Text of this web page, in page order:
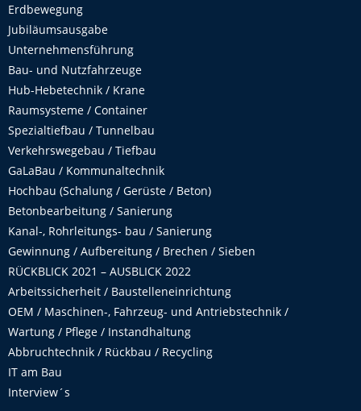
Erdbewegung
Jubiläumsausgabe
Unternehmensführung
Bau- und Nutzfahrzeuge
Hub-Hebetechnik / Krane
Raumsysteme / Container
Spezialtiefbau / Tunnelbau
Verkehrswegebau / Tiefbau
GaLaBau / Kommunaltechnik
Hochbau (Schalung / Gerüste / Beton)
Betonbearbeitung / Sanierung
Kanal-, Rohrleitungs- bau / Sanierung
Gewinnung / Aufbereitung / Brechen / Sieben
RÜCKBLICK 2021 – AUSBLICK 2022
Arbeitssicherheit / Baustelleneinrichtung
OEM / Maschinen-, Fahrzeug- und Antriebstechnik /
Wartung / Pflege / Instandhaltung
Abbruchtechnik / Rückbau / Recycling
IT am Bau
Interview´s